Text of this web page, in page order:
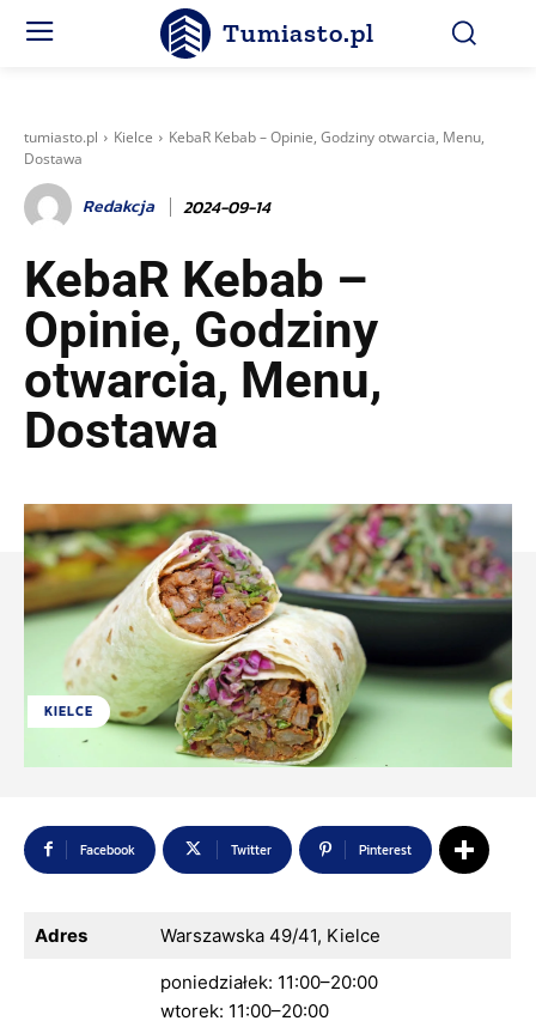
Tumiasto.pl
tumiasto.pl Kielce
KebaR Kebab – Opinie, Godziny otwarcia, Menu,
Dostawa
Redakcja 2024-09-14
KebaR Kebab –
Opinie, Godziny
otwarcia, Menu,
Dostawa
KIELCE
Facebook Twitter Pinterest
Adres Warszawska 49/41, Kielce
poniedziałek: 11:00–20:00
wtorek: 11:00–20:00